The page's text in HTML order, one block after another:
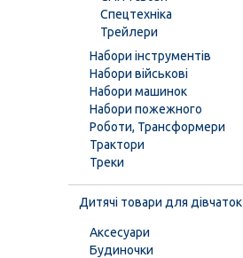
У КОШИК
Спецтехніка
Трейлери
Набори інструментів
Набори військові
Набори машинок
Набори пожежного
Роботи, Трансформери
Трактори
Треки
Дитячі товари для дівчаток
Аксесуари
Будиночки